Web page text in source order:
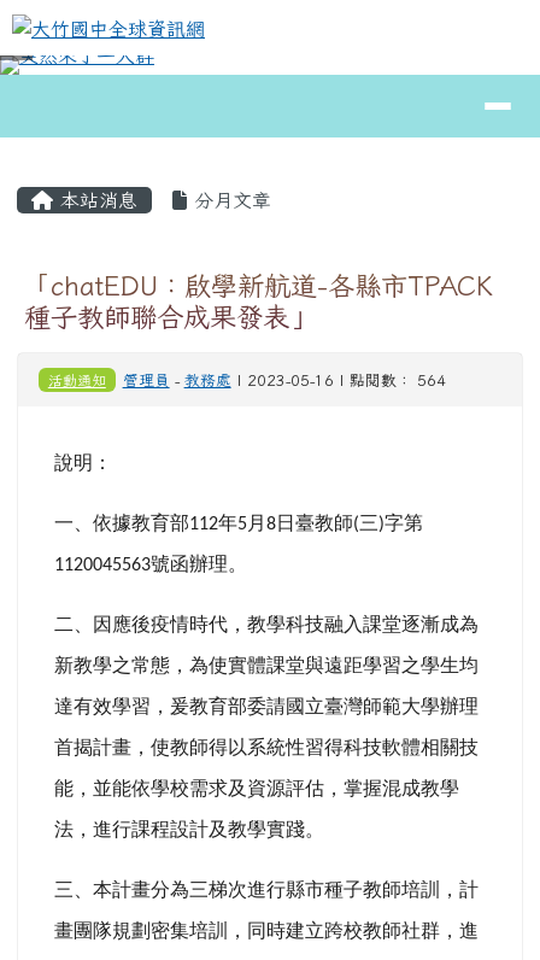
跳至主內容區
大竹國中全球資訊網
⏸
本站消息 分月文章
「chatEDU：啟學新航道-各縣市TPACK
種子教師聯合成果發表」
活動通知 管理員 - 教務處 | 2023-05-16 | 點閱數： 564
說明：
一、依據教育部112年5月 8日臺教師(三)字第
1120045563號函辦理。
二、因應後疫情時代，教學科技融入課堂逐漸成為
新教學之常態，為使實體課堂與遠距學習之學生均
達有效學習，爰教育部委請國立臺灣師範大學辦理
首揭計畫，使教師得以系統性習得科技軟體相關技
能，並能依學校需求及資源評估，掌握混成教學
法，進行課程設計及教學實踐。
三、本計畫分為三梯次進行縣市種子教師培訓，計
畫團隊規劃密集培訓，同時建立跨校教師社群，進